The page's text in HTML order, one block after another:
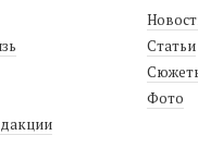
Статьи
Фото